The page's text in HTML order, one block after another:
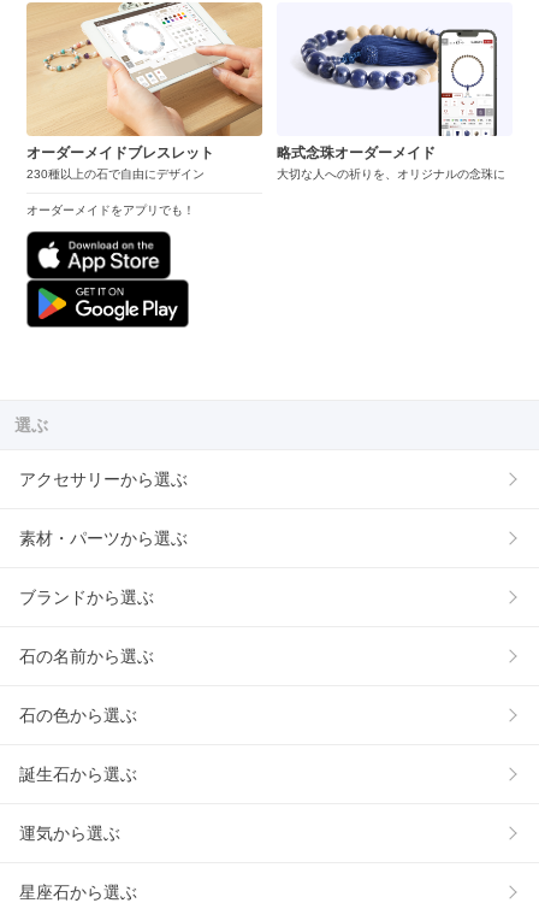
オーダーメイドブレスレット
230種以上の石で自由にデザイン
オーダーメイドをアプリでも！
略式念珠オーダーメイド
大切な人への祈りを、オリジナルの念珠に
選ぶ
アクセサリーから選ぶ
素材・パーツから選ぶ
ブランドから選ぶ
石の名前から選ぶ
石の色から選ぶ
誕生石から選ぶ
運気から選ぶ
星座石から選ぶ